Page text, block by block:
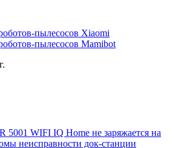
пылесосов Xiaomi
пылесосов Mamibot